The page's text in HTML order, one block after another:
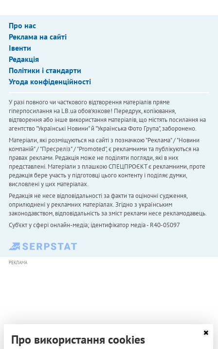
Про нас
Реклама на сайті
Івенти
Редакція
Політики і стандарти
Угода конфіденційності
У разі повного чи часткового відтворення матеріалів пряме
гіперпосилання на LB.ua обов'язкове! Передрук, копіювання,
відтворення або інше використання матеріалів, що містять посилання на
агентство "Українськi Новини" й "Українська Фото Група", заборонено.
Матеріали, які розміщуються на сайті з позначкою "Реклама" / "Новини
компаній" / "Пресреліз" / "Promoted", є рекламними та публікуються на
правах реклами. Редакція може не поділяти погляди, які в них
представлені. Матеріали з плашкою СПЕЦПРОЄКТ є рекламними, проте
редакція бере участь у підготовці цього контенту і поділяє думки,
висловлені у цих матеріалах.
Редакція не несе відповідальності за факти та оціночні судження,
оприлюднені у рекламних матеріалах. Згідно з українським
законодавством, відповідальність за зміст реклами несе рекламодавець.
Cуб'єкт у сфері онлайн-медіа; ідентифікатор медіа - R40-05097
РЕКЛАМА
Про використання cookies